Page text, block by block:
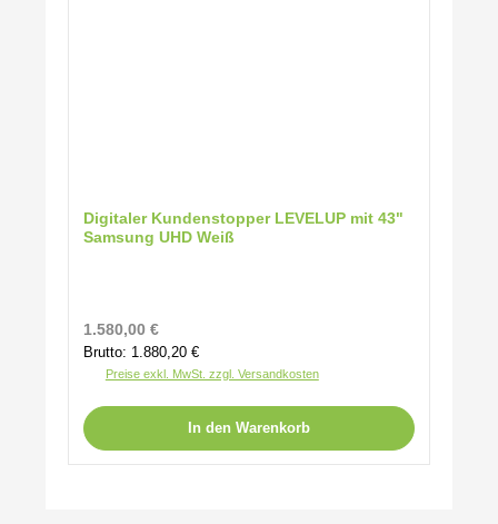
Digitaler Kundenstopper LEVELUP mit 43"
Samsung UHD Weiß
Regulärer Preis:
1.580,00 €
Brutto: 1.880,20 €
Preise exkl. MwSt. zzgl. Versandkosten
In den Warenkorb